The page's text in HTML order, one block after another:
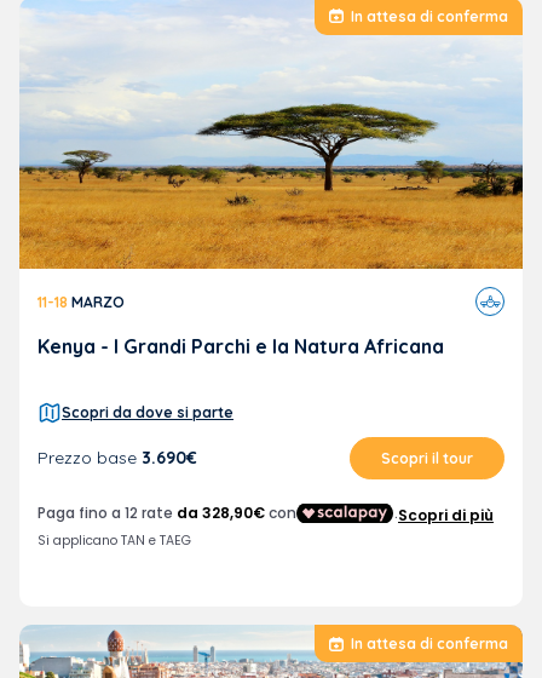
In attesa di conferma
11-18 MARZO
Viaggi
in
Kenya - I Grandi Parchi e la Natura Africana
Scopri da dove si parte
Prezzo base 3.690€ Scopri il tour
In attesa di conferma